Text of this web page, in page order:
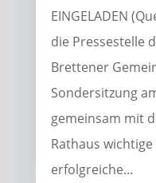
EINGELADEN
die Pressestelle
Brettener
Sondersitzung
gemeinsam mit
Rathaus
erfolgreiche...